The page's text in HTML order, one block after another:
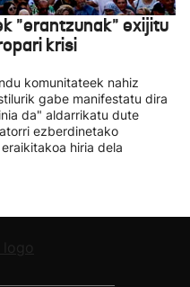
"erantzunak" exijitu
krisi
komunitateek nahiz
gabe manifestatu dira
da" aldarrikatu dute
ezberdinetako
hiria dela